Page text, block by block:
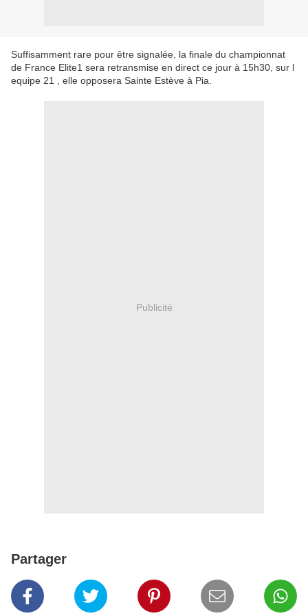
Suffisamment rare pour être signalée, la finale du championnat
de France Elite1 sera retransmise en direct ce jour à 15h30, sur l
equipe 21 , elle opposera Sainte Estève à Pia.
Publicité
Partager